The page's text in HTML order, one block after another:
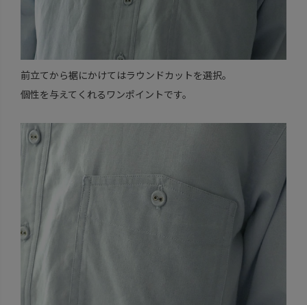
前立てから裾にかけてはラウンドカットを選択。
個性を与えてくれるワンポイントです。